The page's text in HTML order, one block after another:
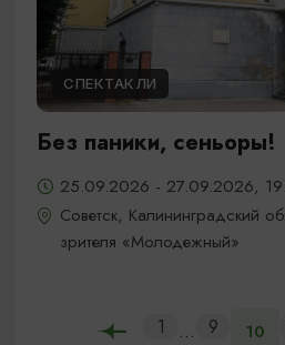
СПЕКТАКЛИ
Без паники, сеньоры!
25.09.2026 - 27.09.2026,
Советск, Калининградский
зрителя «Молодежный»
1 ... 9 10